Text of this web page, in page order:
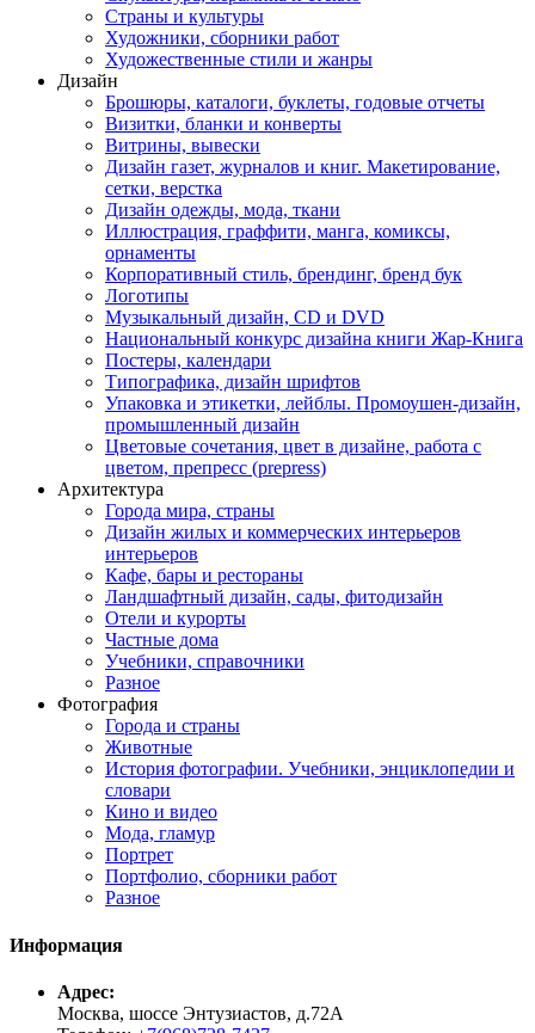
Страны и культуры
Художники, сборники работ
Художественные стили и жанры
Дизайн
Брошюры, каталоги, буклеты, годовые отчеты
Визитки, бланки и конверты
Витрины, вывески
Дизайн газет, журналов и книг. Макетирование,
сетки, верстка
Дизайн одежды, мода, ткани
Иллюстрация, граффити, манга, комиксы,
орнаменты
Корпоративный стиль, брендинг, бренд бук
Логотипы
Музыкальный дизайн, СD и DVD
Национальный конкурс дизайна книги Жар-Книга
Постеры, календари
Типографика, дизайн шрифтов
Упаковка и этикетки, лейблы. Промоушен-дизайн,
промышленный дизайн
Цветовые сочетания, цвет в дизайне, работа с
цветом, препресс (prepress)
Архитектура
Города мира, страны
Дизайн жилых и коммерческих интерьеров
интерьеров
Кафе, бары и рестораны
Ландшафтный дизайн, сады, фитодизайн
Отели и курорты
Частные дома
Учебники, справочники
Разное
Фотография
Города и страны
Животные
История фотографии. Учебники, энциклопедии и
словари
Кино и видео
Мода, гламур
Портрет
Портфолио, сборники работ
Разное
Информация
Адрес:
Москва, шоссе Энтузиастов, д.72А